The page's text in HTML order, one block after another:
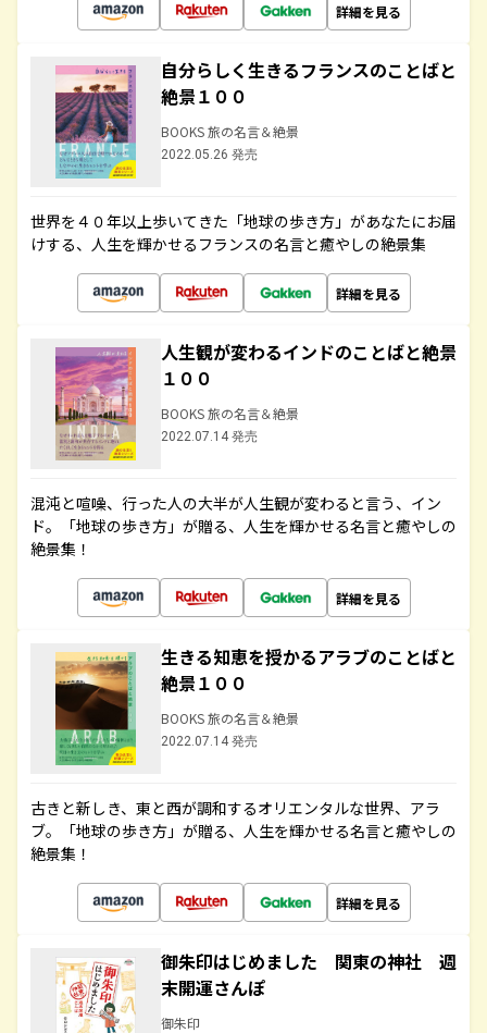
詳細を見る
自分らしく生きるフランスのことばと
絶景１００
BOOKS 旅の名言＆絶景
2022.05.26 発売
世界を４０年以上歩いてきた「地球の歩き方」があなたにお届
けする、人生を輝かせるフランスの名言と癒やしの絶景集
詳細を見る
人生観が変わるインドのことばと絶景
１００
BOOKS 旅の名言＆絶景
2022.07.14 発売
混沌と喧噪、行った人の大半が人生観が変わると言う、イン
ド。「地球の歩き方」が贈る、人生を輝かせる名言と癒やしの
絶景集！
詳細を見る
生きる知恵を授かるアラブのことばと
絶景１００
BOOKS 旅の名言＆絶景
2022.07.14 発売
古きと新しき、東と西が調和するオリエンタルな世界、アラ
ブ。「地球の歩き方」が贈る、人生を輝かせる名言と癒やしの
絶景集！
詳細を見る
御朱印はじめました 関東の神社 週
末開運さんぽ
御朱印